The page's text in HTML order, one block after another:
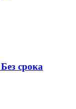
срока